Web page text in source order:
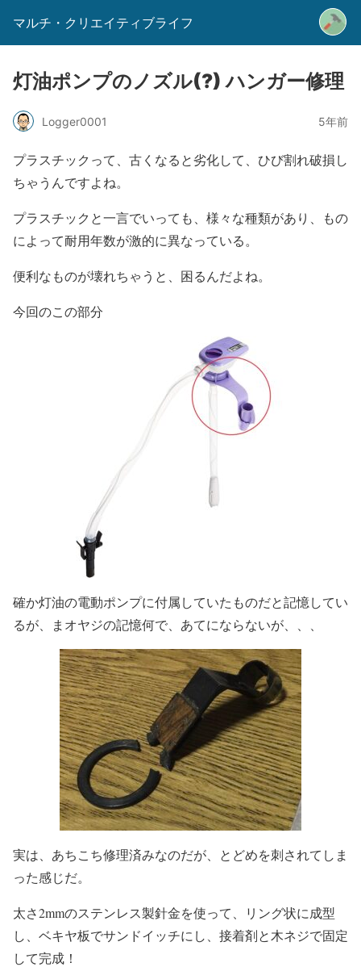
マルチ・クリエイティブライフ
灯油ポンプのノズル(?) ハンガー修理
Logger0001 5年前
プラスチックって、古くなると劣化して、ひび割れ破損し
ちゃうんですよね。
プラスチックと一言でいっても、様々な種類があり、もの
によって耐用年数が激的に異なっている。
便利なものが壊れちゃうと、困るんだよね。
今回のこの部分
確か灯油の電動ポンプに付属していたものだと記憶してい
るが、まオヤジの記憶何で、あてにならないが、、、
実は、あちこち修理済みなのだが、とどめを刺されてしま
った感じだ。
太さ2mmのステンレス製針金を使って、リング状に成型
し、ベキヤ板でサンドイッチにし、接着剤と木ネジで固定
して完成！